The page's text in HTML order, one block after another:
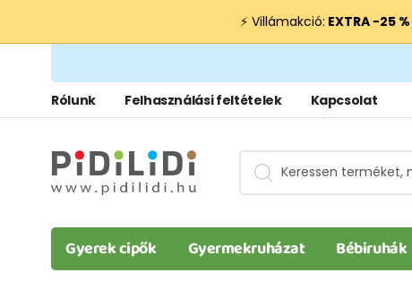
⚡ Villámakció: EXTRA −25 %
Rólunk Felhasználási feltételek Kapcsolat
Gyerek cipők Gyermekruházat Bébiruhák